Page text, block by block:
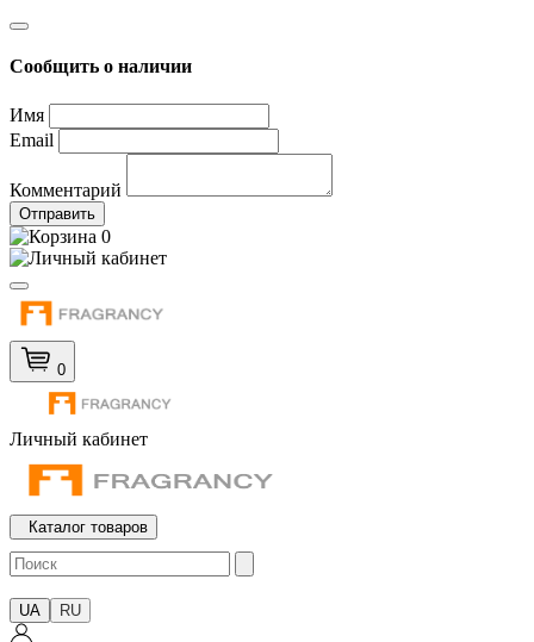
Сообщить о наличии
Имя
Email
Комментарий
Отправить
0
0
Личный кабинет
Каталог товаров
UA RU